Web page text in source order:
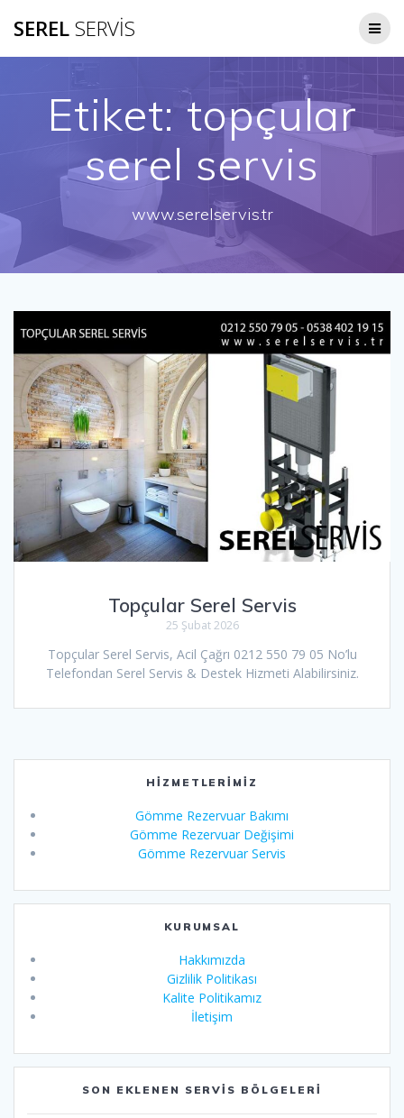
SERELSERVİS
Etiket: topçular
serel servis
www.serelservis.tr
Topçular Serel Servis
25 Şubat 2026
Topçular Serel Servis, Acil Çağrı 0212 550 79 05 No’lu
Telefondan Serel Servis & Destek Hizmeti Alabilirsiniz.
HIZMETLERIMIZ
Gömme Rezervuar Bakımı
Gömme Rezervuar Değişimi
Gömme Rezervuar Servis
KURUMSAL
Hakkımızda
Gizlilik Politikası
Kalite Politikamız
İletişim
SON EKLENEN SERVIS BÖLGELERI